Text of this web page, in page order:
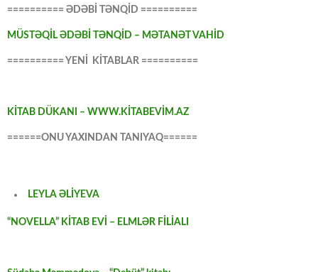
========== ƏDƏBİ TƏNQİD ==========
MÜSTƏQİL ƏDƏBİ TƏNQİD – MƏTANƏT VAHİD
========== YENİ KİTABLAR ==========
KİTAB DÜKANI – WWW.KİTABEVİM.AZ
======ONU YAXINDAN TANIYAQ======
LEYLA ƏLİYEVA
“NOVELLA” KİTAB EVİ – ELMLƏR FİLİALI